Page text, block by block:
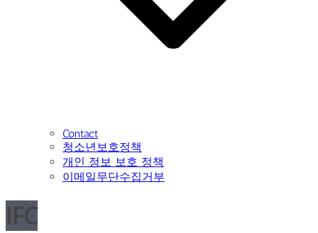
Contact
청소년보호정책
개인 정보 보호 정책
이메일무단수집거부
IFC